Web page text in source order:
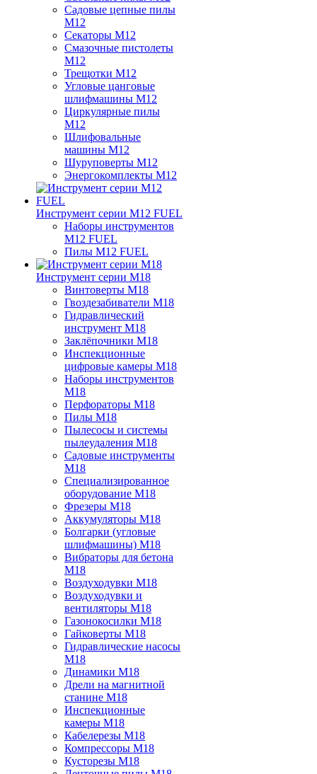
Садовые цепные пилы
M12
Секаторы M12
Смазочные пистолеты
M12
Трещотки M12
Угловые цанговые
шлифмашины M12
Циркулярные пилы
M12
Шлифовальные
машины M12
Шуруповерты M12
Энергокомплекты M12
Инструмент серии M12 FUEL
Наборы инструментов
M12 FUEL
Пилы M12 FUEL
Инструмент серии M18
Винтоверты M18
Гвоздезабиватели M18
Гидравлический
инструмент M18
Заклёпочники M18
Инспекционные
цифровые камеры M18
Наборы инструментов
M18
Перфораторы M18
Пилы M18
Пылесосы и системы
пылеудаления M18
Садовые инструменты
M18
Специализированное
оборудование M18
Фрезеры M18
Аккумуляторы M18
Болгарки (угловые
шлифмашины) M18
Вибраторы для бетона
M18
Воздуходувки M18
Воздуходувки и
вентиляторы M18
Газонокосилки M18
Гайковерты M18
Гидравлические насосы
M18
Динамики M18
Дрели на магнитной
станине M18
Инспекционные
камеры M18
Кабелерезы M18
Компрессоры M18
Кусторезы M18